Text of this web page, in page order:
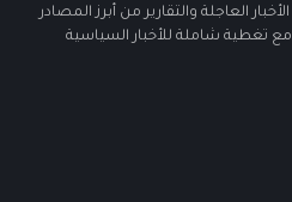
العاجلة والتقارير من أبرز المصادر
مع تغطية شاملة للأخبار السياسية